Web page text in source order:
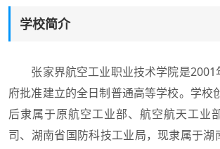
学校简介
张家界航空工业职业技术学院是2001
府批准建立的全日制普通高等学校。学校
后隶属于原航空工业部、航空航天工业
司、湖南省国防科技工业局，现隶属于湖